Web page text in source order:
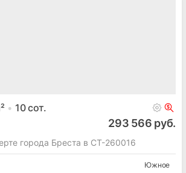
10сот.
293 566 руб.
города Бреста в СТ-260016
Южное